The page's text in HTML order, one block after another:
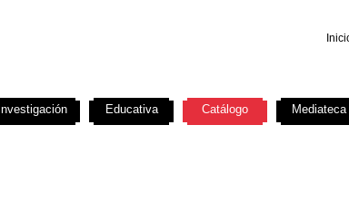
Investigación Educativa Catálogo Mediateca